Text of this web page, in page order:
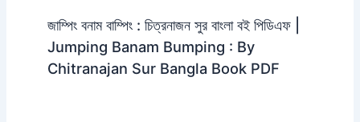
জাম্পিং বনাম বাম্পিং : চিত্রনাজন সুর বাংলা বই পিডিএফ |
Jumping Banam Bumping : By
Chitranajan Sur Bangla Book PDF